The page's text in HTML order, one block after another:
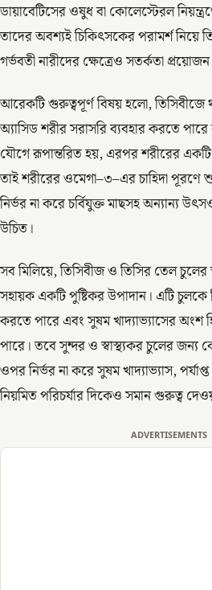
ডায়াবেটিসের ওষুধ বা কোলেস্টেরল
তাদের অবশ্যই চিকিৎসকের পরামর্শ নিয়ে
গর্ভবতী নারীদের ক্ষেত্রেও সতর্কতা
আরেকটি গুরুত্বপূর্ণ বিষয় হলো, তিসিবীজে
অ্যাসিড শরীর সরাসরি ব্যবহার করতে পারে
যৌগে রূপান্তরিত হয়, এরপর শরীরের
তাই শরীরের ওমেগা–৩–এর চাহিদা
নির্ভর না করে চর্বিযুক্ত মাছসহ অন্যান্য
উচিত।
সব মিলিয়ে, তিসিবীজ ও তিসির তেল চুলের
সহায়ক একটি পুষ্টিকর উপাদান। এটি
করতে পারে এবং সুষম খাদ্যাভ্যাসের অংশ
পারে। তবে সুন্দর ও স্বাস্থ্যকর চুলের জন্য
ওপর নির্ভর না করে সুষম খাদ্যাভ্যাস,
নিয়মিত পরিচর্যার দিকেও সমান গুরুত্ব
ADVERTISEMENTS